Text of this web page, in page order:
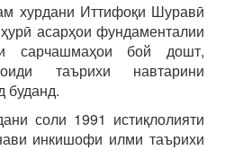
хурдани Иттифоқи Шуравӣ
асарҳои фундаменталии
сарчашмаҳои бой дошт,
таърихи навтарини
буданд.
соли 1991 истиқлолияти
инкишофи илми таърихи